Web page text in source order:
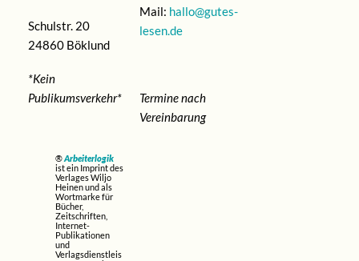
Schulstr. 20
24860 Böklund
*Kein
Publikumsverkehr*
Mail: hallo@gutes-
lesen.de
Termine nach
Vereinbarung
®Arbeiterlogik
ist ein Imprint des
Verlages Wiljo
Heinen und als
Wortmarke für
Bücher,
Zeitschriften,
Internet-
Publikationen
und
Verlagsdienstleis